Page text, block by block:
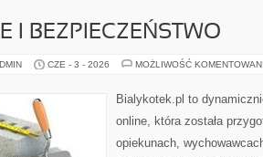
I BEZPIECZEŃSTWO
CZE - 3 - 2026 MOŻLIWOŚĆ
Bialykotek.pl to
online, która została
opiekunach,